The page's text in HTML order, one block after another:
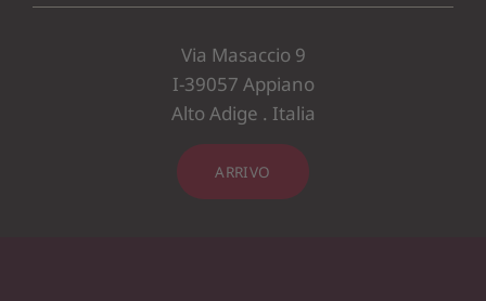
Via Masaccio 9
I-39057 Appiano
Alto Adige . Italia
ARRIVO